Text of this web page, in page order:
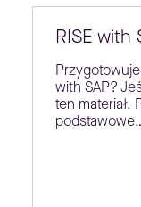
RISE with
with SAP?
ten materiał.